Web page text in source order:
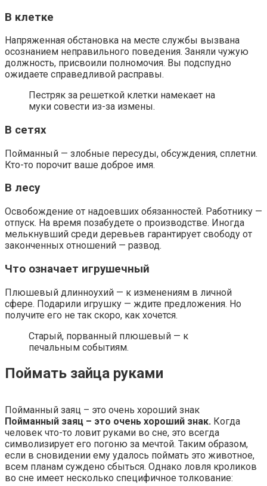
В клетке
Напряженная обстановка на месте службы вызвана
осознанием неправильного поведения. Заняли чужую
должность, присвоили полномочия. Вы подспудно
ожидаете справедливой расправы.
Пестряк за решеткой клетки намекает на
муки совести из-за измены.
В сетях
Пойманный — злобные пересуды, обсуждения, сплетни.
Кто-то порочит ваше доброе имя.
В лесу
Освобождение от надоевших обязанностей. Работнику —
отпуск. На время позабудете о производстве. Иногда
мелькнувший среди деревьев гарантирует свободу от
законченных отношений — развод.
Что означает игрушечный
Плюшевый длинноухий — к изменениям в личной
сфере. Подарили игрушку — ждите предложения. Но
получите его не так скоро, как хочется.
Старый, порванный плюшевый — к
печальным событиям.
Поймать зайца руками
Пойманный заяц – это очень хороший знак
Пойманный заяц – это очень хороший знак. Когда
человек что-то ловит руками во сне, это всегда
символизирует его погоню за мечтой. Таким образом,
если в сновидении ему удалось поймать это животное,
всем планам суждено сбыться. Однако ловля кроликов
во сне имеет несколько специфичное толкование: